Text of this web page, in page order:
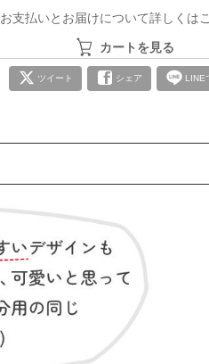
お支払いとお届けについて詳しくは
カートを見る
ツイート シェア LINE